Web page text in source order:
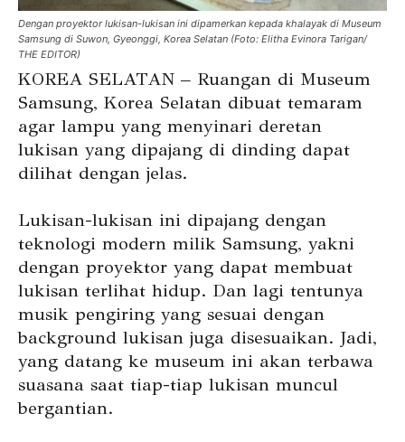
Dengan proyektor lukisan-lukisan ini dipamerkan kepada khalayak di Museum
Samsung di Suwon, Gyeonggi, Korea Selatan (Foto: Elitha Evinora Tarigan/
THE EDITOR)
KOREA SELATAN – Ruangan di Museum
Samsung, Korea Selatan dibuat temaram
agar lampu yang menyinari deretan
lukisan yang dipajang di dinding dapat
dilihat dengan jelas.
Lukisan-lukisan ini dipajang dengan
teknologi modern milik Samsung, yakni
dengan proyektor yang dapat membuat
lukisan terlihat hidup. Dan lagi tentunya
musik pengiring yang sesuai dengan
background lukisan juga disesuaikan. Jadi,
yang datang ke museum ini akan terbawa
suasana saat tiap-tiap lukisan muncul
bergantian.